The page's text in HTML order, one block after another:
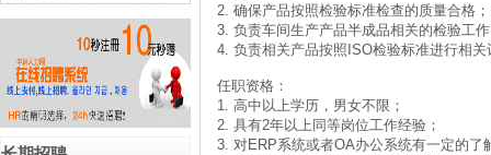
2. 确保产品按照检验标准检查的质量合格；
3. 负责车间生产产品半成品相关的检验工
4. 负责相关产品按照ISO检验标准进行相关
任职资格：
1. 高中以上学历，男女不限；
2. 具有2年以上同等岗位工作经验；
3. 对ERP系统或者OA办公系统有一定的了